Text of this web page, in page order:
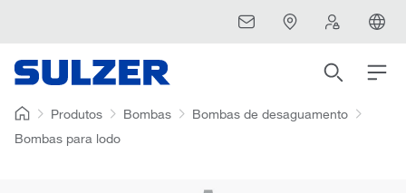
Produtos Bombas
Bombas de desaguamento
Bombas para lodo